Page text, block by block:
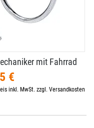
mit Fahrrad
€
inkl. MwSt. zzgl. Versandkosten